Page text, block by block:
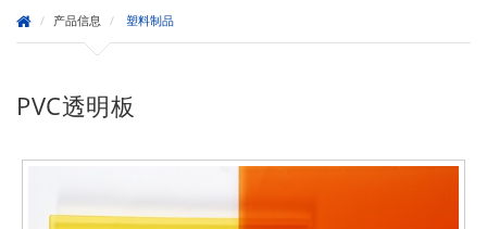
产品信息 塑料制品
PVC透明板